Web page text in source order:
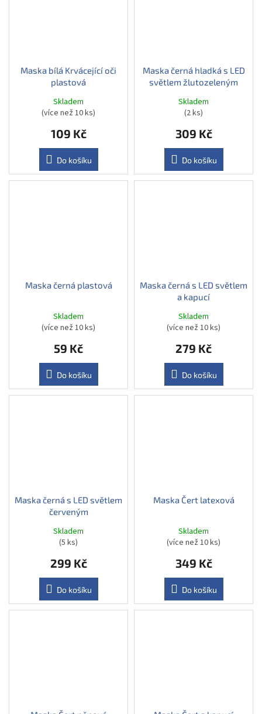
Maska bílá Krvácející oči
plastová
Skladem
(více než 10 ks)
109 Kč
Do košíku
Maska černá hladká s LED
světlem žlutozeleným
Skladem
(2 ks)
309 Kč
Do košíku
Maska černá plastová
Skladem
(více než 10 ks)
59 Kč
Do košíku
Maska černá s LED světlem
a kapucí
Skladem
(více než 10 ks)
279 Kč
Do košíku
Maska černá s LED světlem
červeným
Skladem
(5 ks)
299 Kč
Do košíku
Maska Čert latexová
Skladem
(více než 10 ks)
349 Kč
Do košíku